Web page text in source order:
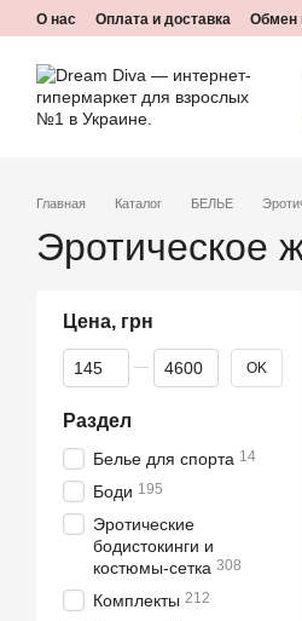
Перейти к основному контенту
О нас Оплата и доставка Обмен
Главная Каталог БЕЛЬЕ
Эротическое
Цена, грн
От Цена, грн
До Цена, грн OK
Раздел
Белье для спорта 14
Боди 195
Эротические
бодистокинги и
костюмы-сетка 308
Комплекты 212